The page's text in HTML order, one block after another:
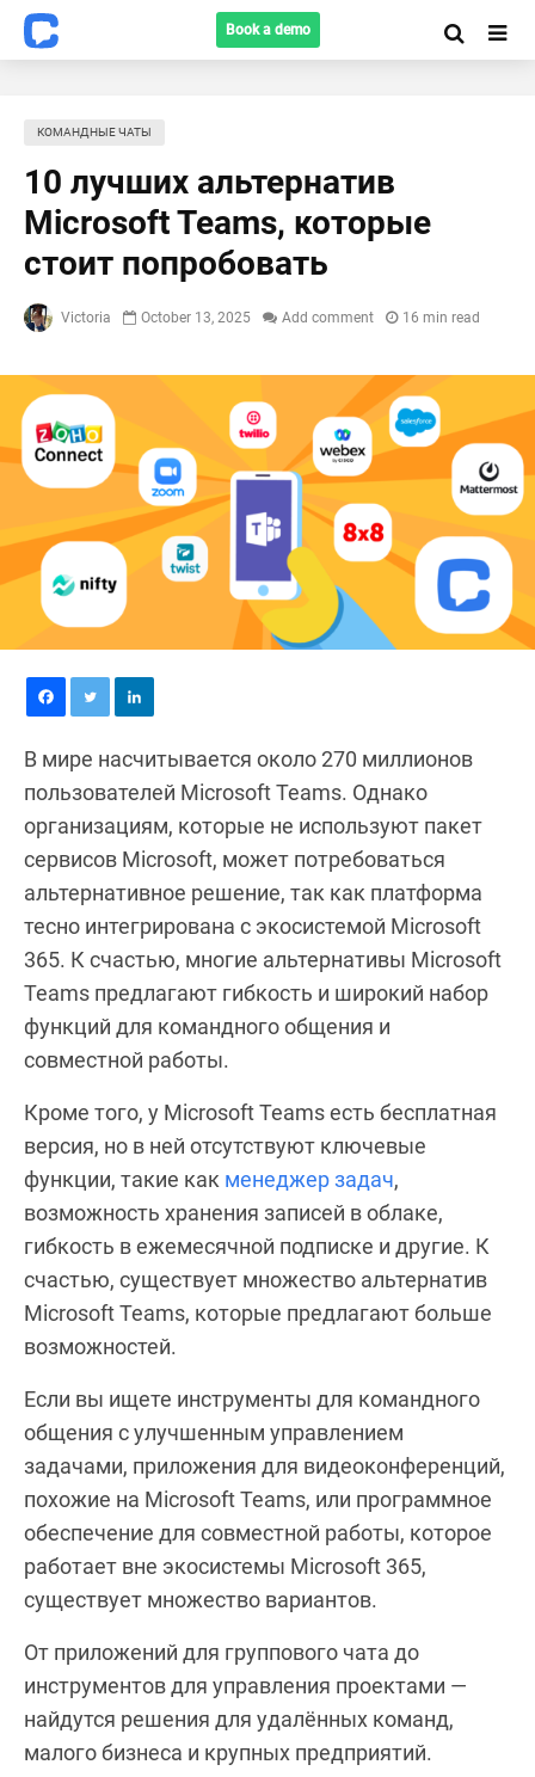
Book a demo
КОМАНДНЫЕ ЧАТЫ
10 лучших альтернатив
Microsoft Teams, которые
стоит попробовать
Victoria October 13, 2025 Add comment 16 min read
В мире насчитывается около 270 миллионов
пользователей Microsoft Teams. Однако
организациям, которые не используют пакет
сервисов Microsoft, может потребоваться
альтернативное решение, так как платформа
тесно интегрирована с экосистемой Microsoft
365. К счастью, многие альтернативы Microsoft
Teams предлагают гибкость и широкий набор
функций для командного общения и
совместной работы.
Кроме того, у Microsoft Teams есть бесплатная
версия, но в ней отсутствуют ключевые
функции, такие как менеджер задач,
возможность хранения записей в облаке,
гибкость в ежемесячной подписке и другие. К
счастью, существует множество альтернатив
Microsoft Teams, которые предлагают больше
возможностей.
Если вы ищете инструменты для командного
общения с улучшенным управлением
задачами, приложения для видеоконференций,
похожие на Microsoft Teams, или программное
обеспечение для совместной работы, которое
работает вне экосистемы Microsoft 365,
существует множество вариантов.
От приложений для группового чата до
инструментов для управления проектами —
найдутся решения для удалённых команд,
малого бизнеса и крупных предприятий.